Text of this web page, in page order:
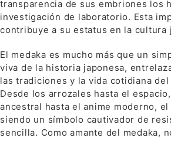
transparencia de sus embriones los
investigación de laboratorio. Esta
contribuye a su estatus en la cultura
El medaka es mucho más que un
viva de la historia japonesa,
las tradiciones y la vida cotidiana
Desde los arrozales hasta el
ancestral hasta el anime moderno, el
siendo un símbolo cautivador de
sencilla. Como amante del medaka,